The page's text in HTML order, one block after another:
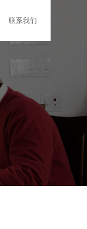
联系我们